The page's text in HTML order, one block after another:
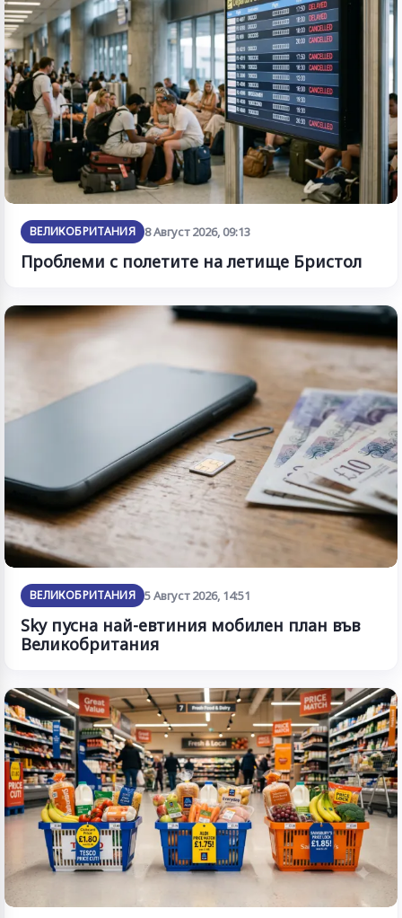
ВЕЛИКОБРИТАНИЯ 8 Август 2026, 09:13
Проблеми с полетите на летище Бристол
ВЕЛИКОБРИТАНИЯ 5 Август 2026, 14:51
Sky пусна най-евтиния мобилен план във
Великобритания